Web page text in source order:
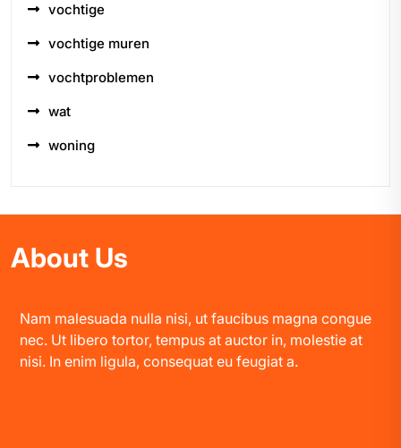
vochtige
vochtige muren
vochtproblemen
wat
woning
About Us
Nam malesuada nulla nisi, ut faucibus magna congue
nec. Ut libero tortor, tempus at auctor in, molestie at
nisi. In enim ligula, consequat eu feugiat a.